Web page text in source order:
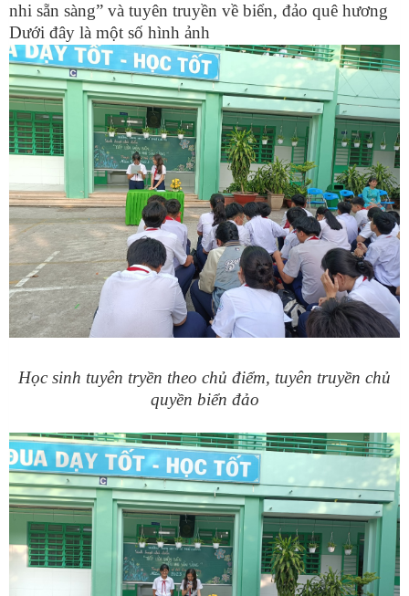
nhi sẵn sàng” và tuyên truyền về biển, đảo quê hương
Dưới đây là một số hình ảnh
Học sinh tuyên tryền theo chủ điểm, tuyên truyền chủ
quyền biển đảo